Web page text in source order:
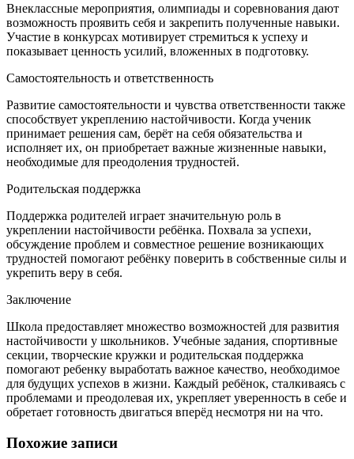
Внеклассные мероприятия, олимпиады и соревнования дают
возможность проявить себя и закрепить полученные навыки.
Участие в конкурсах мотивирует стремиться к успеху и
показывает ценность усилий, вложенных в подготовку.
Самостоятельность и ответственность
Развитие самостоятельности и чувства ответственности также
способствует укреплению настойчивости. Когда ученик
принимает решения сам, берёт на себя обязательства и
исполняет их, он приобретает важные жизненные навыки,
необходимые для преодоления трудностей.
Родительская поддержка
Поддержка родителей играет значительную роль в
укреплении настойчивости ребёнка. Похвала за успехи,
обсуждение проблем и совместное решение возникающих
трудностей помогают ребёнку поверить в собственные силы и
укрепить веру в себя.
Заключение
Школа предоставляет множество возможностей для развития
настойчивости у школьников. Учебные задания, спортивные
секции, творческие кружки и родительская поддержка
помогают ребенку выработать важное качество, необходимое
для будущих успехов в жизни. Каждый ребёнок, сталкиваясь с
проблемами и преодолевая их, укрепляет уверенность в себе и
обретает готовность двигаться вперёд несмотря ни на что.
Похожие записи